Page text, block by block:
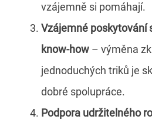
vzájemně si pomáhají.
Vzájemné poskytování
know-how – výměna
jednoduchých triků je
dobré spolupráce.
Podpora udržitelného